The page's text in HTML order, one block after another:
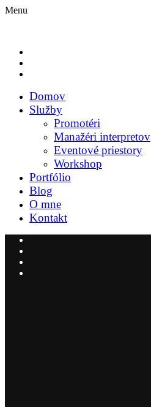
Menu
Domov
Služby
Promotéri
Manažéri interpretov
Eventové priestory
Workshop
Portfólio
Blog
O mne
Kontakt